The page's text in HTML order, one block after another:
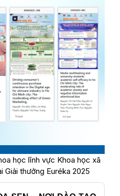
học lĩnh vực Khoa học xã
Giải thưởng Euréka 2025